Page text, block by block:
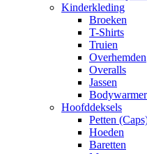
Kinderkleding
Broeken
T-Shirts
Truien
Overhemden
Overalls
Jassen
Hoofddeksels
Petten
Hoeden
Baretten